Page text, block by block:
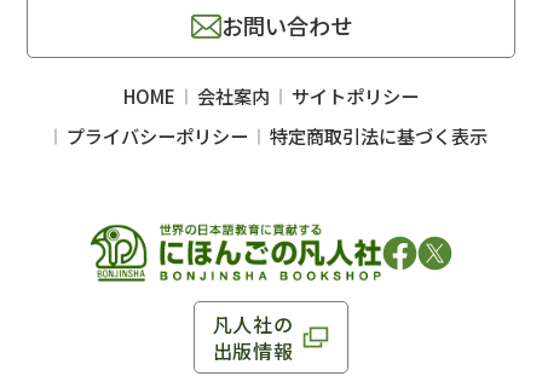
凡人社の
出版情報
お問い合わせ
HOME 会社案内
サイトポリシー
プライバシーポリシー
特定商取引法に基づく表示